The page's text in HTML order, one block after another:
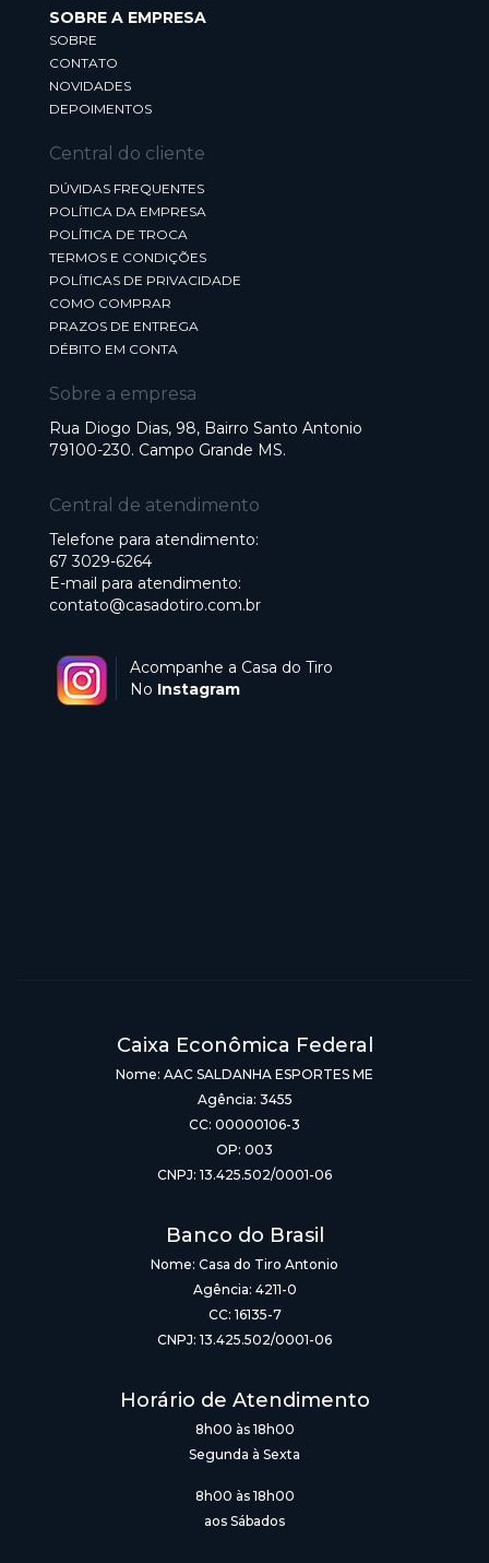
SOBRE A EMPRESA
SOBRE
CONTATO
NOVIDADES
DEPOIMENTOS
Central do cliente
DÚVIDAS FREQUENTES
POLÍTICA DA EMPRESA
POLÍTICA DE TROCA
TERMOS E CONDIÇÕES
POLÍTICAS DE PRIVACIDADE
COMO COMPRAR
PRAZOS DE ENTREGA
DÉBITO EM CONTA
Sobre a empresa
Rua Diogo Dias, 98, Bairro Santo Antonio
79100-230. Campo Grande MS.
Central de atendimento
Telefone para atendimento:
67 3029-6264
E-mail para atendimento:
contato@casadotiro.com.br
Acompanhe a Casa do Tiro
No Instagram
Caixa Econômica Federal
Nome: AAC SALDANHA ESPORTES ME
Agência: 3455
CC: 00000106-3
OP: 003
CNPJ: 13.425.502/0001-06
Banco do Brasil
Nome: Casa do Tiro Antonio
Agência: 4211-0
CC: 16135-7
CNPJ: 13.425.502/0001-06
Horário de Atendimento
8h00 às 18h00
Segunda à Sexta
8h00 às 18h00
aos Sábados